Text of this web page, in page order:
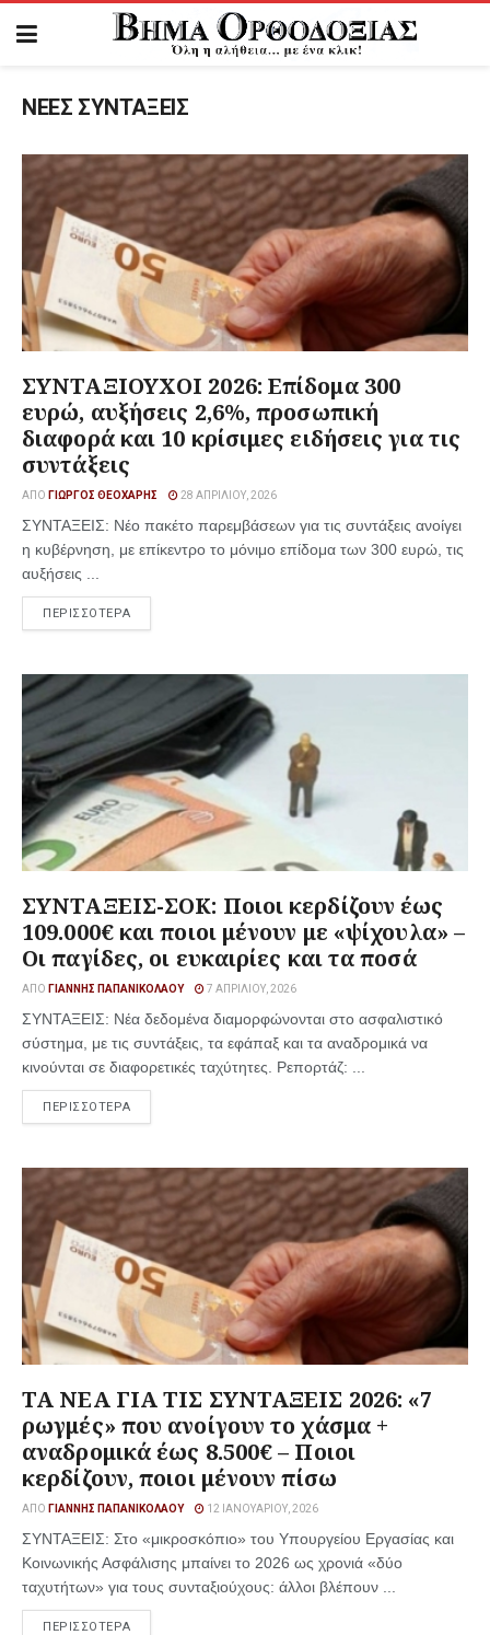
ΝΕΕΣ ΣΥΝΤΑΞΕΙΣ
ΣΥΝΤΑΞΙΟΥΧΟΙ 2026: Επίδομα 300
ευρώ, αυξήσεις 2,6%, προσωπική
διαφορά και 10 κρίσιμες ειδήσεις για τις
συντάξεις
ΑΠΌ ΓΙΏΡΓΟΣ ΘΕΟΧΆΡΗΣ 28 ΑΠΡΙΛΊΟΥ, 2026
ΣΥΝΤΑΞΕΙΣ: Νέο πακέτο παρεμβάσεων για τις συντάξεις ανοίγει
η κυβέρνηση, με επίκεντρο το μόνιμο επίδομα των 300 ευρώ, τις
αυξήσεις ...
ΠΕΡΙΣΣΟΤΕΡΑ
ΣΥΝΤΑΞΕΙΣ-ΣΟΚ: Ποιοι κερδίζουν έως
109.000€ και ποιοι μένουν με «ψίχουλα» –
Οι παγίδες, οι ευκαιρίες και τα ποσά
ΑΠΌ ΓΙΆΝΝΗΣ ΠΑΠΑΝΙΚΟΛΆΟΥ 7 ΑΠΡΙΛΊΟΥ, 2026
ΣΥΝΤΑΞΕΙΣ: Νέα δεδομένα διαμορφώνονται στο ασφαλιστικό
σύστημα, με τις συντάξεις, τα εφάπαξ και τα αναδρομικά να
κινούνται σε διαφορετικές ταχύτητες. Ρεπορτάζ: ...
ΠΕΡΙΣΣΟΤΕΡΑ
ΤΑ ΝΕΑ ΓΙΑ ΤΙΣ ΣΥΝΤΑΞΕΙΣ 2026: «7
ρωγμές» που ανοίγουν το χάσμα +
αναδρομικά έως 8.500€ – Ποιοι
κερδίζουν, ποιοι μένουν πίσω
ΑΠΌ ΓΙΆΝΝΗΣ ΠΑΠΑΝΙΚΟΛΆΟΥ 12 ΙΑΝΟΥΑΡΊΟΥ, 2026
ΣΥΝΤΑΞΕΙΣ: Στο «μικροσκόπιο» του Υπουργείου Εργασίας και
Κοινωνικής Ασφάλισης μπαίνει το 2026 ως χρονιά «δύο
ταχυτήτων» για τους συνταξιούχους: άλλοι βλέπουν ...
ΠΕΡΙΣΣΟΤΕΡΑ